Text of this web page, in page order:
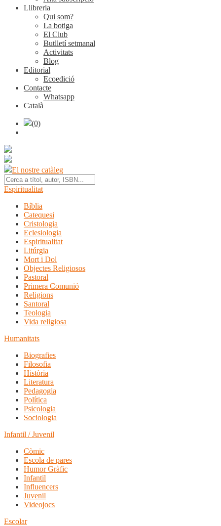
Llibreria
Qui som?
La botiga
El Club
Butlletí setmanal
Activitats
Blog
Editorial
Ecoedició
Contacte
Whatsapp
Català
(0)
El nostre catàleg
Espiritualitat
Bíblia
Catequesi
Cristologia
Eclesiologia
Espiritualitat
Litúrgia
Mort i Dol
Objectes Religiosos
Pastoral
Primera Comunió
Religions
Santoral
Teologia
Vida religiosa
Humanitats
Biografies
Filosofia
Història
Literatura
Pedagogia
Política
Psicologia
Sociologia
Infantil / Juvenil
Còmic
Escola de pares
Humor Gràfic
Infantil
Influencers
Juvenil
Videojocs
Escolar